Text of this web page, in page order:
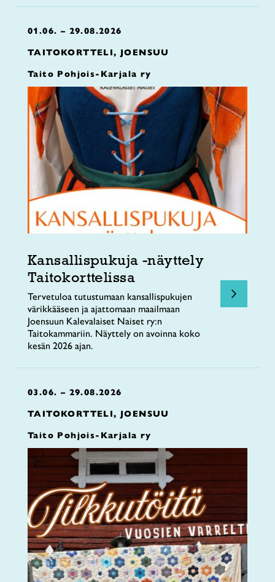
01.06. – 29.08.2026
TAITOKORTTELI, JOENSUU
Taito Pohjois-Karjala ry
Kansallispukuja -näyttely
Taitokorttelissa
Tervetuloa tutustumaan kansallispukujen
värikkääseen ja ajattomaan maailmaan
Joensuun Kalevalaiset Naiset ry:n
Taitokammariin. Näyttely on avoinna koko
kesän 2026 ajan.
03.06. – 29.08.2026
TAITOKORTTELI, JOENSUU
Taito Pohjois-Karjala ry